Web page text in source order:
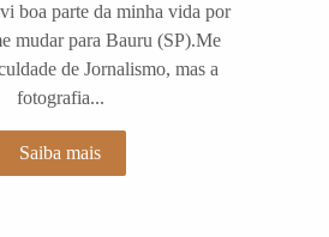
boa parte da minha vida por
mudar para Bauru (SP).Me
de Jornalismo, mas a
fotografia...
Saiba mais